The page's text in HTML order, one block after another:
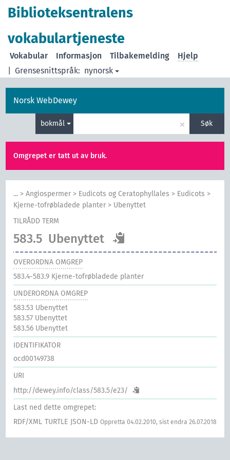
Biblioteksentralens
vokabulartjeneste
Grensesnittspråk: nynorsk
Vokabular Informasjon Tilbakemelding Hjelp
Norsk WebDewey
bokmål × Søk
Omgrepet er tatt ut av bruk.
... >Angiospermer > Eudicots og Ceratophyllales > Eudicots >
Kjerne-tofrøbladede planter > Ubenyttet
TILRÅDD TERM
583.5 Ubenyttet
OVERORDNA OMGREP
583.4-583.9 Kjerne-tofrøbladede planter
UNDERORDNA OMGREP
583.53 Ubenyttet
583.57 Ubenyttet
583.56 Ubenyttet
IDENTIFIKATOR
ocd00149738
URI
http://dewey.info/class/583.5/e23/
Last ned dette omgrepet:
RDF/XML TURTLE JSON-LD Oppretta 04.02.2010, sist endra 26.07.2018